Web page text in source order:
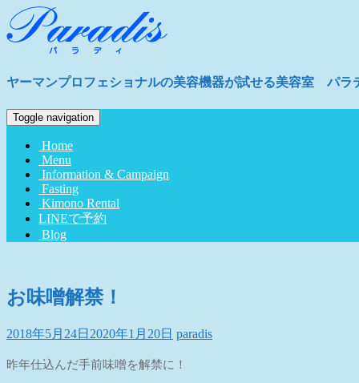
ヤーマンプロフェショナルの美容機器が試せる美容室 パラ
Toggle navigation
Home
Menu
Information & Campaign
Fasting
Kimono Rental
LINEで予約
Blog
お味噌解禁！
2018年5月24日 2020年1月20日 paradis
昨年仕込んだ手前味噌を解禁に！